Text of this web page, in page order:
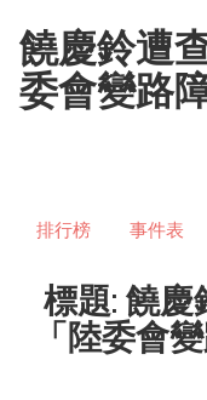
饒慶鈴遭
委會變路
排行榜 事件表
標題: 饒
「陸委會